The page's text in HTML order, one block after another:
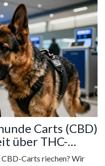
Carts (CBD)
über THC-
Carts riechen? Wir